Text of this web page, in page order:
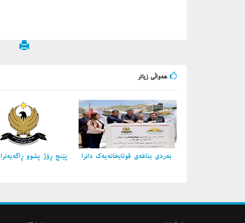
هه‌واڵی زیاتر
پێنج ڕۆژ پشوو ڕاگه‌یه‌نرا به‌ردی بناغه‌ی قوتابخانه‌یه‌ك دانرا